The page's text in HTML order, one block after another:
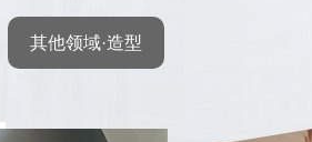
其他领域·造型